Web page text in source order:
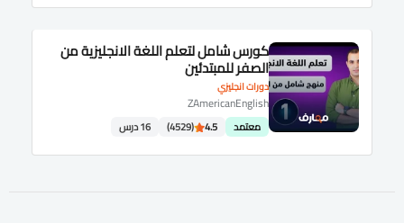
دورات انجليزي
كورس شامل لتعلم اللغة الانجليزية من
الصفر للمبتدئين
ZAmericanEnglish
معتمد 4.5
(4529) 16 درس